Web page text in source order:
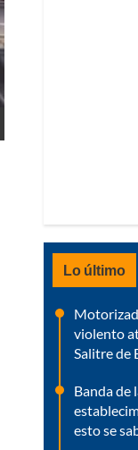
Lo último
violento
Salitre de
Banda de
esto se